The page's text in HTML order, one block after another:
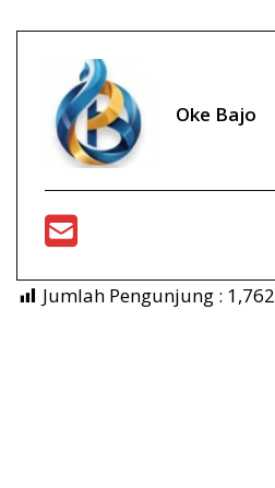
Oke Bajo
Jumlah Pengunjung : 1,762